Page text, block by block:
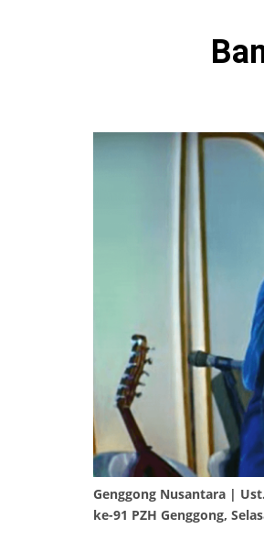
Genggong Nusantara |
ke-91 PZH Genggong,